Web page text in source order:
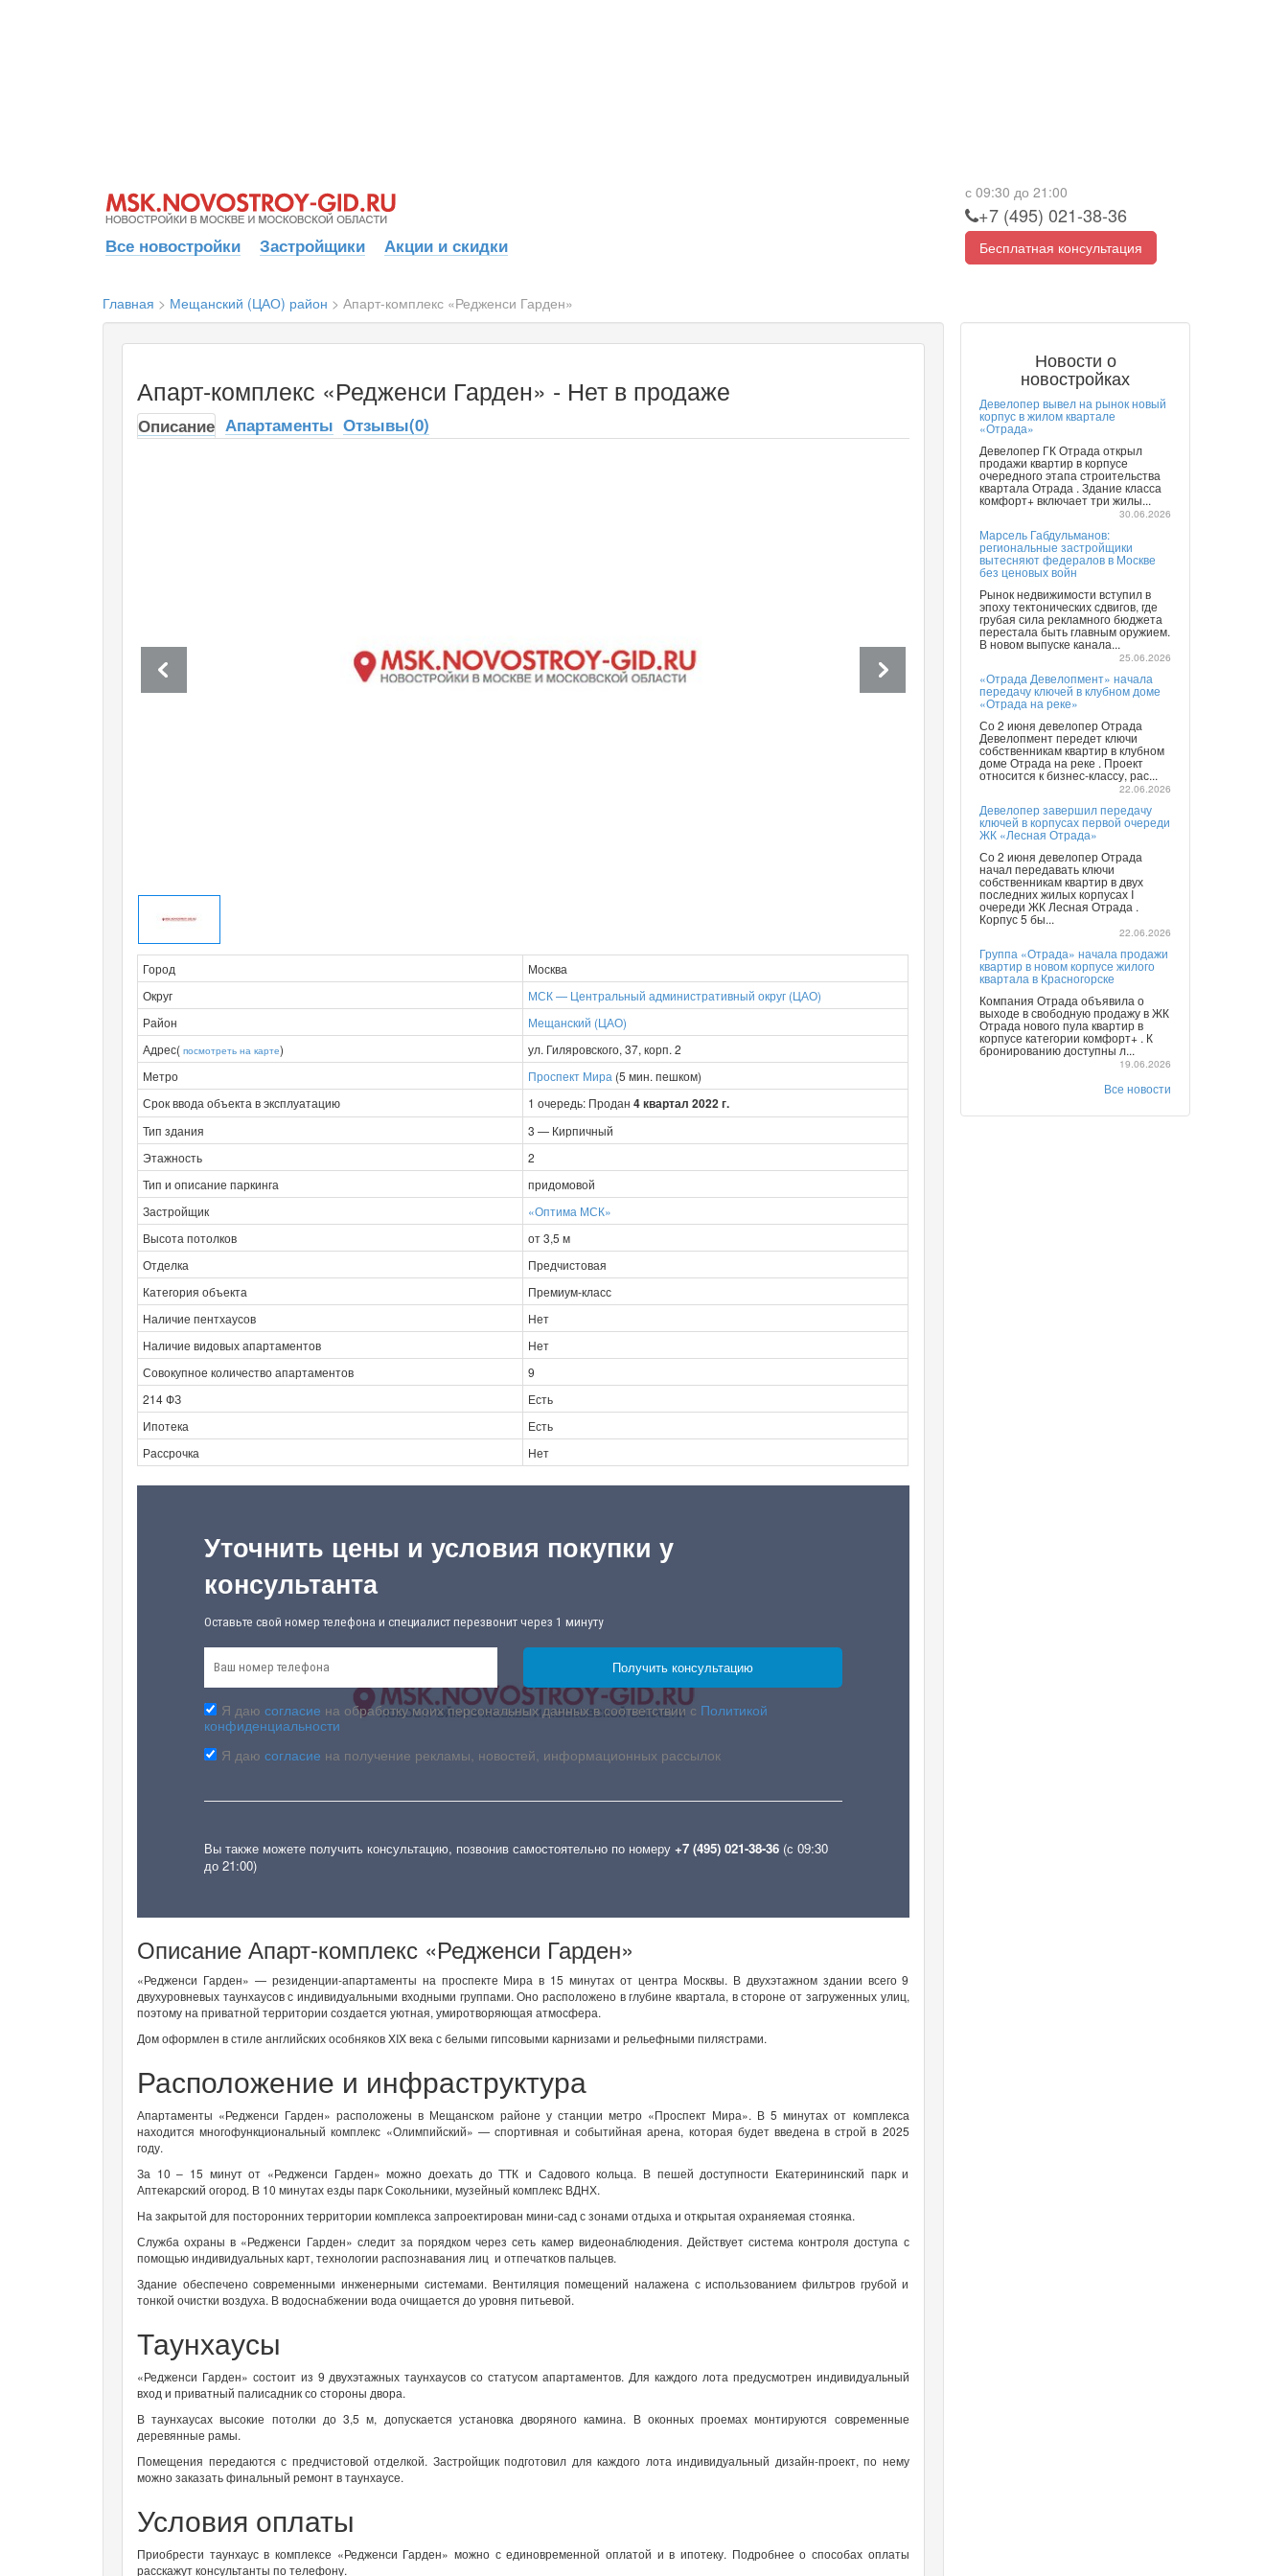
Все новостройки Застройщики Акции и скидки
с 09:30 до 21:00
+7 (495) 021-38-36
Бесплатная консультация
Главная > Мещанский (ЦАО) район > Апарт-комплекс «Редженси Гарден»
Апарт-комплекс «Редженси Гарден» - Нет в продаже
Описание Апартаменты Отзывы(0)
Город
Москва
Округ
МСК — Центральный административный округ (ЦАО)
Район
Мещанский (ЦАО)
Адрес( посмотреть на карте)
ул. Гиляровского, 37, корп. 2
Метро
Проспект Мира (5 мин. пешком)
Срок ввода объекта в эксплуатацию
1 очередь: Продан 4 квартал 2022 г.
Тип здания
3 — Кирпичный
Этажность
2
Тип и описание паркинга
придомовой
Застройщик
«Оптима МСК»
Высота потолков
от 3,5 м
Отделка
Предчистовая
Категория объекта
Премиум-класс
Наличие пентхаусов
Нет
Наличие видовых апартаментов
Нет
Совокупное количество апартаментов
9
214 ФЗ
Есть
Ипотека
Есть
Рассрочка
Нет
Уточнить цены и условия покупки у
консультанта
Оставьте свой номер телефона и специалист перезвонит через 1 минуту
Я даю согласие на обработку моих персональных данных в соответствии с Политикой
конфиденциальности
Я даю согласие на получение рекламы, новостей, информационных рассылок
Вы также можете получить консультацию, позвонив самостоятельно по номеру +7 (495) 021-38-36 (с 09:30
до 21:00)
Описание Апарт-комплекс «Редженси Гарден»
«Редженси Гарден» — резиденции-апартаменты на проспекте Мира в 15 минутах от центра Москвы. В двухэтажном здании всего 9
двухуровневых таунхаусов с индивидуальными входными группами. Оно расположено в глубине квартала, в стороне от загруженных улиц,
поэтому на приватной территории создается уютная, умиротворяющая атмосфера.
Дом оформлен в стиле английских особняков XIX века с белыми гипсовыми карнизами и рельефными пилястрами.
Расположение и инфраструктура
Апартаменты «Редженси Гарден» расположены в Мещанском районе у станции метро «Проспект Мира». В 5 минутах от комплекса
находится многофункциональный комплекс «Олимпийский» — спортивная и событийная арена, которая будет введена в строй в 2025
году.
За 10 – 15 минут от «Редженси Гарден» можно доехать до ТТК и Садового кольца. В пешей доступности Екатерининский парк и
Аптекарский огород. В 10 минутах езды парк Сокольники, музейный комплекс ВДНХ.
На закрытой для посторонних территории комплекса запроектирован мини-сад с зонами отдыха и открытая охраняемая стоянка.
Служба охраны в «Редженси Гарден» следит за порядком через сеть камер видеонаблюдения. Действует система контроля доступа с
помощью индивидуальных карт, технологии распознавания лиц и отпечатков пальцев.
Здание обеспечено современными инженерными системами. Вентиляция помещений налажена с использованием фильтров грубой и
тонкой очистки воздуха. В водоснабжении вода очищается до уровня питьевой.
Таунхаусы
«Редженси Гарден» состоит из 9 двухэтажных таунхаусов со статусом апартаментов. Для каждого лота предусмотрен индивидуальный
вход и приватный палисадник со стороны двора.
В таунхаусах высокие потолки до 3,5 м, допускается установка дворяного камина. В оконных проемах монтируются современные
деревянные рамы.
Помещения передаются с предчистовой отделкой. Застройщик подготовил для каждого лота индивидуальный дизайн-проект, по нему
можно заказать финальный ремонт в таунхаусе.
Условия оплаты
Приобрести таунхаус в комплексе «Редженси Гарден» можно с единовременной оплатой и в ипотеку. Подробнее о способах оплаты
расскажут консультанты по телефону.
Новости о
новостройках
Девелопер вывел на рынок новый
корпус в жилом квартале
«Отрада»
Девелопер ГК Отрада открыл
продажи квартир в корпусе
очередного этапа строительства
квартала Отрада . Здание класса
комфорт+ включает три жилы...
30.06.2026
Марсель Габдульманов:
региональные застройщики
вытесняют федералов в Москве
без ценовых войн
Рынок недвижимости вступил в
эпоху тектонических сдвигов, где
грубая сила рекламного бюджета
перестала быть главным оружием.
В новом выпуске канала...
25.06.2026
«Отрада Девелопмент» начала
передачу ключей в клубном доме
«Отрада на реке»
Со 2 июня девелопер Отрада
Девелопмент передет ключи
собственникам квартир в клубном
доме Отрада на реке . Проект
относится к бизнес-классу, рас...
22.06.2026
Девелопер завершил передачу
ключей в корпусах первой очереди
ЖК «Лесная Отрада»
Со 2 июня девелопер Отрада
начал передавать ключи
собственникам квартир в двух
последних жилых корпусах I
очереди ЖК Лесная Отрада .
Корпус 5 бы...
22.06.2026
Группа «Отрада» начала продажи
квартир в новом корпусе жилого
квартала в Красногорске
Компания Отрада объявила о
выходе в свободную продажу в ЖК
Отрада нового пула квартир в
корпусе категории комфорт+ . К
бронированию доступны л...
19.06.2026
Все новости